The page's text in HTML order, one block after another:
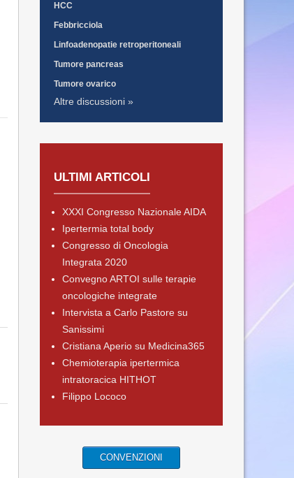
HCC
Febbricciola
Linfoadenopatie retroperitoneali
Tumore pancreas
Tumore ovarico
Altre discussioni »
ULTIMI ARTICOLI
XXXI Congresso Nazionale AIDA
Ipertermia total body
Congresso di Oncologia
Integrata 2020
Convegno ARTOI sulle terapie
oncologiche integrate
Intervista a Carlo Pastore su
Sanissimi
Cristiana Aperio su Medicina365
Chemioterapia ipertermica
intratoracica HITHOT
Filippo Lococo
CONVENZIONI